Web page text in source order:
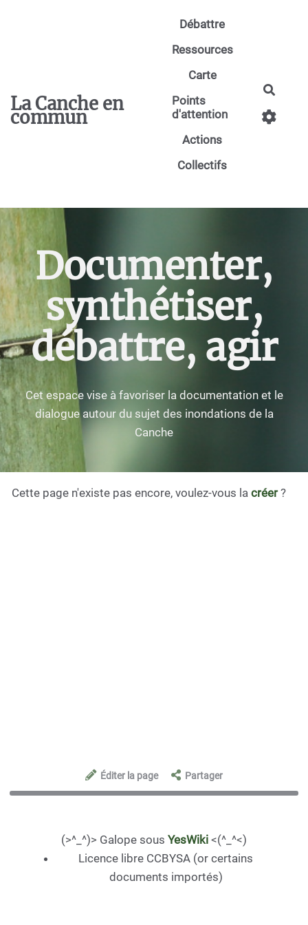
La Canche en
commun
Débattre
Ressources
Carte
Points
d'attention
Actions
Collectifs
Documenter,
synthétiser,
débattre, agir
Cet espace vise à favoriser la documentation et le
dialogue autour du sujet des inondations de la
Canche
Cette page n'existe pas encore, voulez-vous la créer?
Éditer la page Partager
(>^_^)> Galope sous YesWiki <(^_^<)
Licence libre CCBYSA (or certains
documents importés)